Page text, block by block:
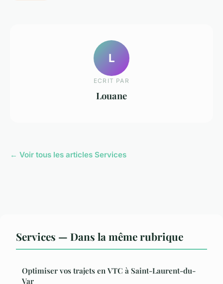
L
ECRIT PAR
Louane
← Voir tous les articles Services
Services — Dans la même rubrique
Optimiser vos trajets en VTC à Saint-Laurent-du-
Var